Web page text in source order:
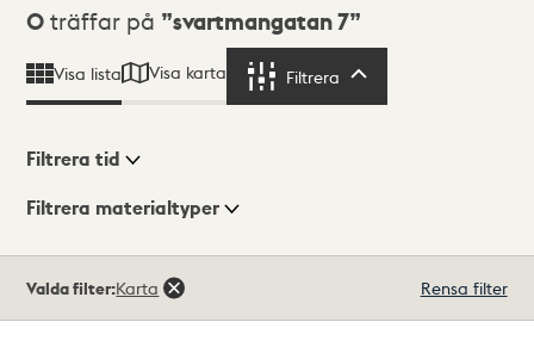
Sökresultat
0 träffar på svartmangatan 7
Visa lista Visa karta Filtrera
Visningsläge
Filtrera tid
Filtrera materialtyper
träffar
Valda filter:Karta Rensa filter